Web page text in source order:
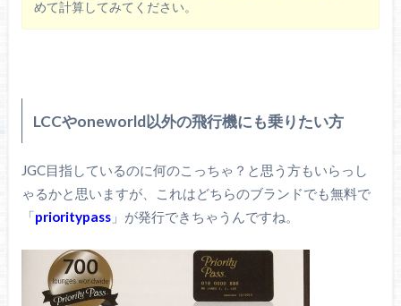
めて計算してみてください。
LCCやoneworld以外の飛行機にも乗りたい方
JGC目指しているのに何のこっちゃ？と思う方もいらっし
ゃるかと思いますが、これはどちらのブランドでも無料で
「prioritypass」が発行できちゃうんですね。